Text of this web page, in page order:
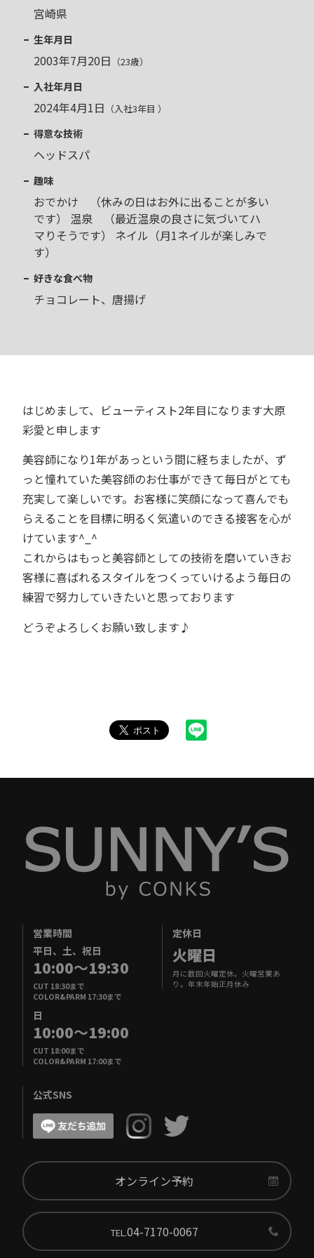
宮崎県
生年月日
2003年7月20日 （23歳）
入社年月日
2024年4月1日 （入社3年目 ）
得意な技術
ヘッドスパ
趣味
おでかけ （休みの日はお外に出ることが多い
です） 温泉 （最近温泉の良さに気づいてハ
マりそうです） ネイル（月1ネイルが楽しみで
す）
好きな食べ物
チョコレート、唐揚げ
はじめまして、ビューティスト2年目になります大原
彩愛と申します
美容師になり1年があっという間に経ちましたが、ず
っと憧れていた美容師のお仕事ができて毎日がとても
充実して楽しいです。お客様に笑顔になって喜んでも
らえることを目標に明るく気遣いのできる接客を心が
けています^_^
これからはもっと美容師としての技術を磨いていきお
客様に喜ばれるスタイルをつくっていけるよう毎日の
練習で努力していきたいと思っております
どうぞよろしくお願い致します♪
営業時間
平日、土、祝日
10:00～19:30
CUT 18:30まで
COLOR&PARM 17:30まで
日
10:00～19:00
CUT 18:00まで
COLOR&PARM 17:00まで
定休日
火曜日
月に数回火曜定休。火曜営業あ
り。年末年始正月休み
公式SNS
オンライン予約
TEL.04-7170-0067